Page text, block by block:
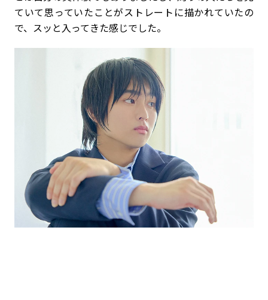
ていて思っていたことがストレートに描かれていたの
で、スッと入ってきた感じでした。